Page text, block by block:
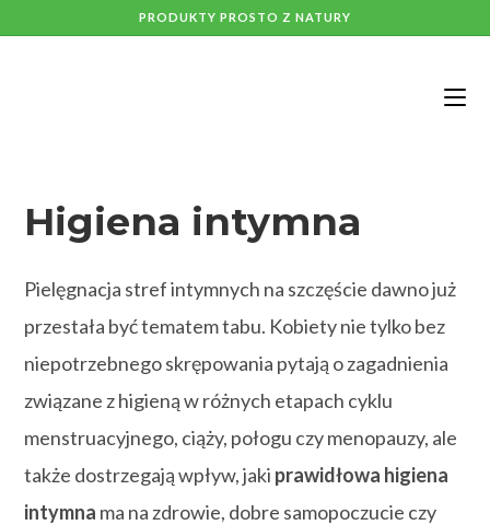
PRODUKTY PROSTO Z NATURY
Higiena intymna
Pielęgnacja stref intymnych na szczęście dawno już
przestała być tematem tabu. Kobiety nie tylko bez
niepotrzebnego skrępowania pytają o zagadnienia
związane z higieną w różnych etapach cyklu
menstruacyjnego, ciąży, połogu czy menopauzy, ale
także dostrzegają wpływ, jaki prawidłowa higiena
intymna ma na zdrowie, dobre samopoczucie czy